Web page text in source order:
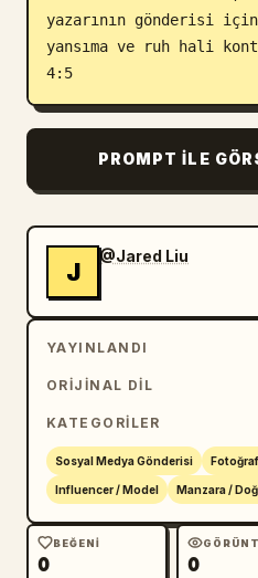
yazarının gönderisi
yansıma ve ruh hali
4:5
PROMPT ILE
J
@Jared Liu
YAYINLANDI
ORIJINAL DIL
KATEGORILER
Sosyal Medya Gönderisi
Influencer / Model Manzara /
BEĞENI
0 0